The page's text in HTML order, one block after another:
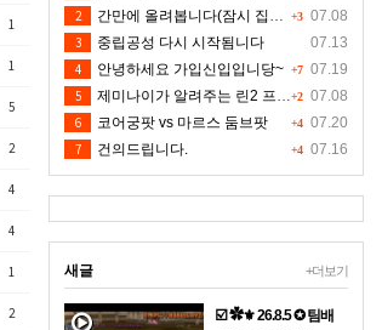
1
1
5
2
4
4
1
2
+3 07.08
2
간만에 올려봅니다(잠시 집에들러)
07.13
3 중립공성 다시 시작됨니다
+7 07.19
4 안녕하세요 가입신입입니당~
+2 07.08
5 제미나이가 알려주는 린2 프리서버 렉 클라팅김 대처법입니다 저도 신뢰는 안하지만 한번 해보시길 유저분들의 마음입니다 ^^
+4 07.20
6 코어궁팟 vs 마르스 둠브팟
+4 07.16
7 건의드립니다.
+더보기
새글
☑️ ✿⚜ 26.8.5 ✪ 팀배